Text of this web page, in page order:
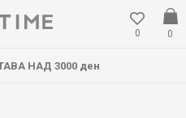
0
0
НАД 3000 ден